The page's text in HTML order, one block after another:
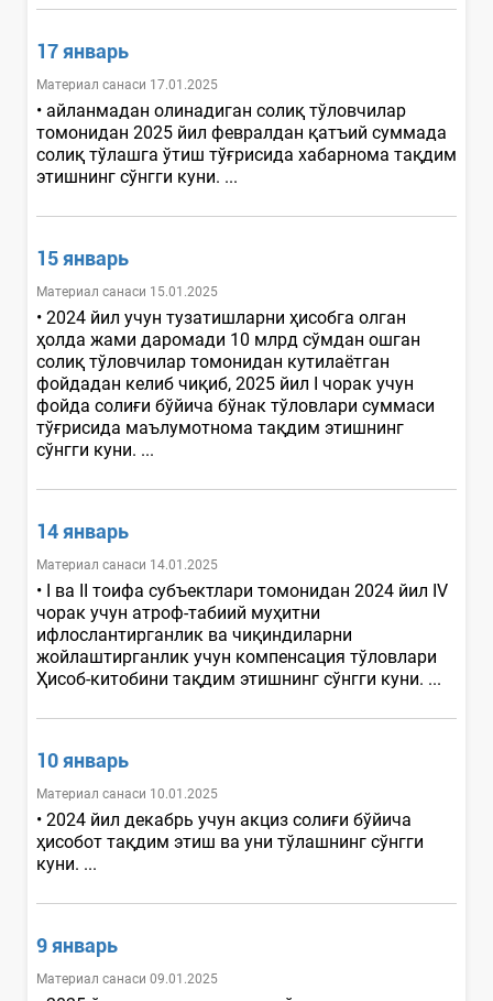
17 январь
Материал санаси 17.01.2025
• айланмадан олинадиган солиқ тўловчилар
томонидан 2025 йил февралдан қатъий суммада
солиқ тўлашга ўтиш тўғрисида хабарнома тақдим
этишнинг сўнгги куни. ...
15 январь
Материал санаси 15.01.2025
• 2024 йил учун тузатишларни ҳисобга олган
ҳолда жами даромади 10 млрд сўмдан ошган
солиқ тўловчилар томонидан кутилаётган
фойдадан келиб чиқиб, 2025 йил I чорак учун
фойда солиғи бўйича бўнак тўловлари суммаси
тўғрисида маълумотнома тақдим этишнинг
сўнгги куни. ...
14 январь
Материал санаси 14.01.2025
• I ва II тоифа субъектлари томонидан 2024 йил IV
чорак учун атроф-табиий муҳитни
ифлослантирганлик ва чиқиндиларни
жойлаштирганлик учун компенсация тўловлари
Ҳисоб-китобини тақдим этишнинг сўнгги куни. ...
10 январь
Материал санаси 10.01.2025
• 2024 йил декабрь учун акциз солиғи бўйича
ҳисобот тақдим этиш ва уни тўлашнинг сўнгги
куни. ...
9 январь
Материал санаси 09.01.2025